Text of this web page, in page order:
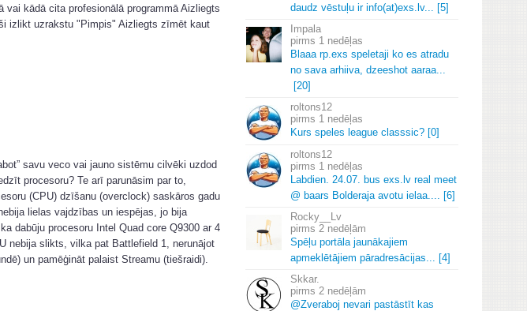
kādā cita profesionālā programmā Aizliegts
izlikt uzrakstu "Pimpis" Aizliegts zīmēt kaut
savu veco vai jauno sistēmu cilvēki uzdod
procesoru? Te arī parunāsim par to,
(CPU) dzīšanu (overclock) saskāros gadu
lielas vajdzības un iespējas, jo bija
dabūju procesoru Intel Quad core Q9300 ar 4
nebija slikts, vilka pat Battlefield 1, nerunājot
un pamēģināt palaist Streamu (tiešraidi).
daudz vēstuļu ir info(at)exs. lv... [5]
Impala
1 nedēļas
Blaaa rp.exs speletaji ko es atradu
no sava arhiiva, dzeeshot aaraa...
[20]
roltons12
1 nedēļas
Kurs speles league classsic? [0]
roltons12
1 nedēļas
Labdien. 24.07. bus exs. lv real meet
@ baars Bolderaja avotu ielaa.... [6]
Rocky__Lv
2 nedēļām
Spēļu portāla jaunākajiem
apmeklētājiem pāradresācijas... [4]
Skkar.
2 nedēļām
@Zveraboj nevari pastāstīt kas